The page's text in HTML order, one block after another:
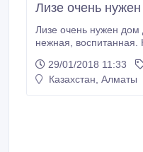
Лизе очень
Лизе очень нужен дом Девочке года 3-4. Очень
нежная, воспитанная. Не пусто лай. Была спасена
паразитов. Очень
заботливых хозяев, ведь она заслуживает быть
29/01/2018 11:33
Казахстан, Алматы